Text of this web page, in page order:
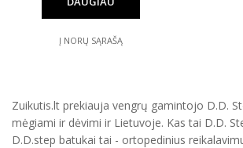
Į NORŲ SĄRAŠĄ
Zuikutis.lt prekiauja vengrų gamintojo D.D.
mėgiami ir dėvimi ir Lietuvoje. Kas tai D.D.
D.D.step batukai tai - ortopedinius